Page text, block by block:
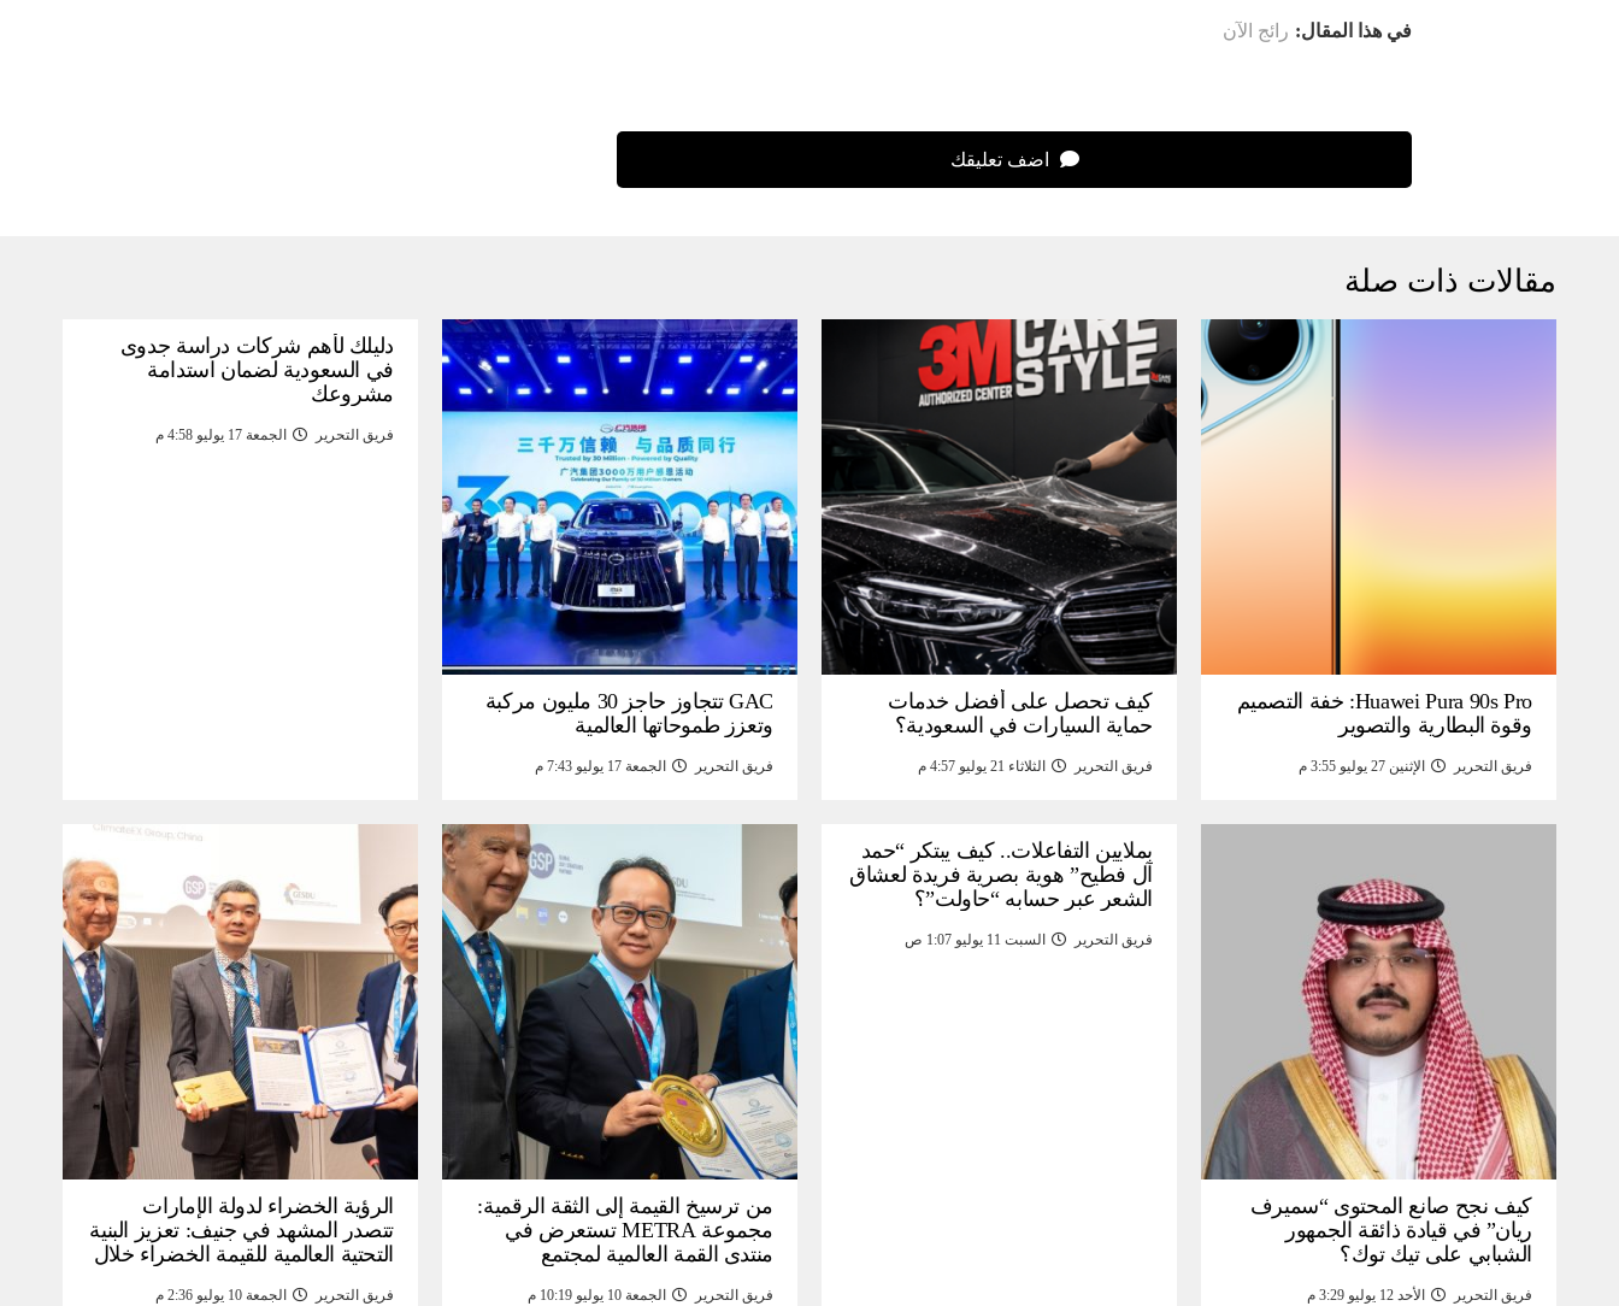
في هذا المقال: رائج الآن
اضف تعليقك
مقالات ذات صلة
Huawei Pura 90s Pro: خفة التصميم
وقوة البطارية والتصوير
فريق التحرير الإثنين 27 يوليو 3:55 م
كيف تحصل على أفضل خدمات
حماية السيارات في السعودية؟
فريق التحرير الثلاثاء 21 يوليو 4:57 م
GAC تتجاوز حاجز 30 مليون مركبة
وتعزز طموحاتها العالمية
فريق التحرير الجمعة 17 يوليو 7:43 م
دليلك لأهم شركات دراسة جدوى
في السعودية لضمان استدامة
مشروعك
فريق التحرير الجمعة 17 يوليو 4:58 م
كيف نجح صانع المحتوى “سميرف
ريان” في قيادة ذائقة الجمهور
الشبابي على تيك توك؟
فريق التحرير الأحد 12 يوليو 3:29 م
بملايين التفاعلات.. كيف يبتكر “حمد
آل فطيح” هوية بصرية فريدة لعشاق
الشعر عبر حسابه “حاولت”؟
فريق التحرير السبت 11 يوليو 1:07 ص
من ترسيخ القيمة إلى الثقة الرقمية:
مجموعة METRA تستعرض في
منتدى القمة العالمية لمجتمع
فريق التحرير الجمعة 10 يوليو 10:19 م
الرؤية الخضراء لدولة الإمارات
تتصدر المشهد في جنيف: تعزيز البنية
التحتية العالمية للقيمة الخضراء خلال
فريق التحرير الجمعة 10 يوليو 2:36 م